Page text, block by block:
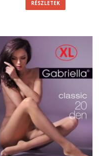
RÉSZLETEK